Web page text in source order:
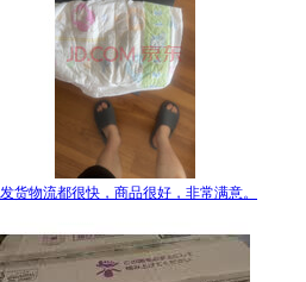
发货物流都很快，商品很好，非常满意。